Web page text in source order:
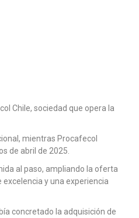
Chile, sociedad que opera la
mientras Procafecol
de abril de 2025.
al paso, ampliando la oferta
y una experiencia
concretado la adquisición de